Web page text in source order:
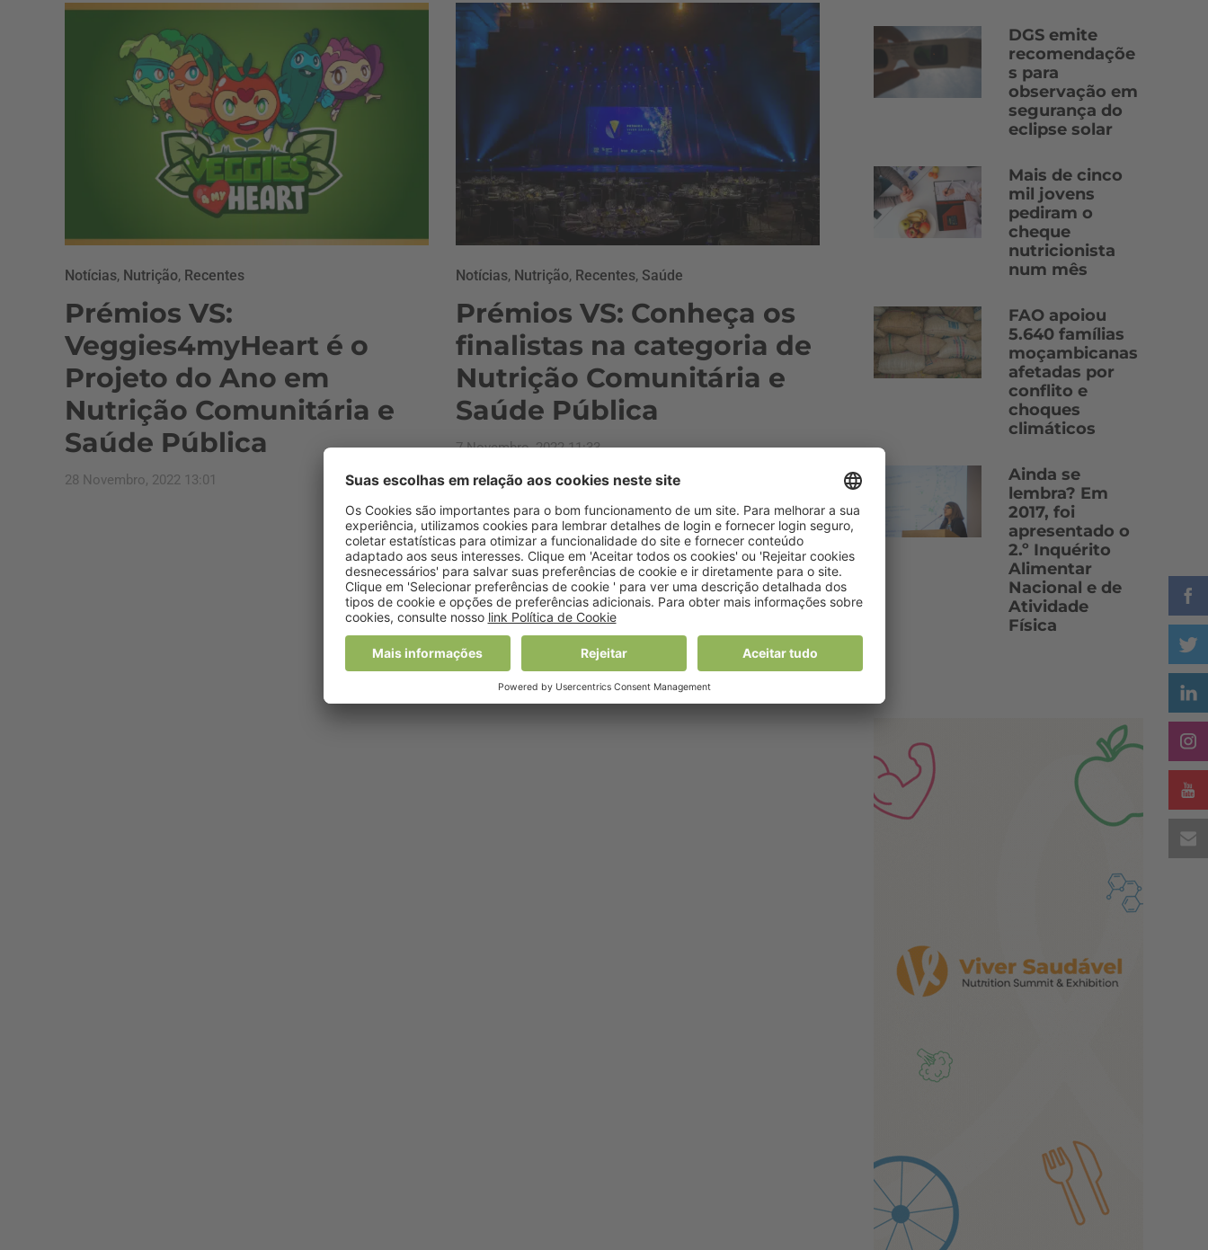
Notícias, Nutrição, Recentes
Prémios VS:
Veggies4myHeart é o
Projeto do Ano em
Nutrição Comunitária e
Saúde Pública
28 Novembro, 2022 13:01
Notícias, Nutrição, Recentes, Saúde
Prémios VS: Conheça os
finalistas na categoria de
Nutrição Comunitária e
Saúde Pública
7 Novembro, 2022 11:33
DGS emite
recomendaçõe
s para
observação em
segurança do
eclipse solar
Mais de cinco
mil jovens
pediram o
cheque
nutricionista
num mês
FAO apoiou
5.640 famílias
moçambicanas
afetadas por
conflito e
choques
climáticos
Ainda se
lembra? Em
2017, foi
apresentado o
2.º Inquérito
Alimentar
Nacional e de
Atividade
Física